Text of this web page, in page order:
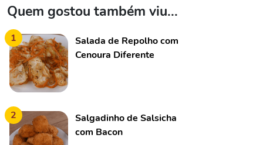
Quem gostou também viu...
1
Salada de Repolho com
Cenoura Diferente
2
Salgadinho de Salsicha
com Bacon